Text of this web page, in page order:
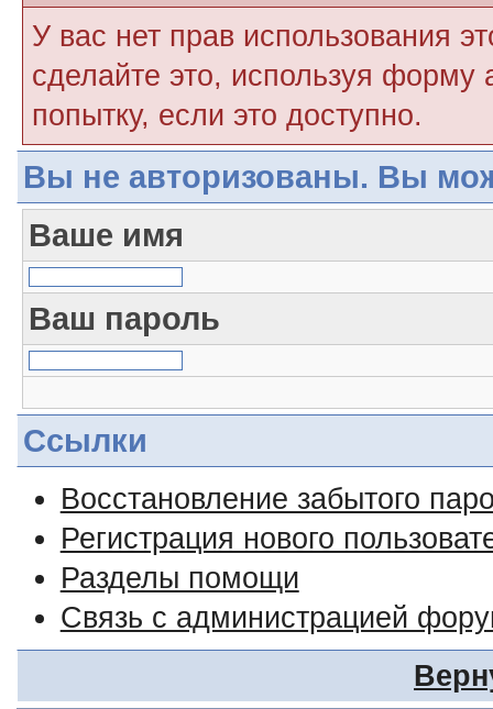
У вас нет прав использования
сделайте это, используя форму
попытку, если это доступно.
Вы не авторизованы. Вы
Ваше имя
Ваш пароль
Ссылки
Восстановление забытого
Регистрация нового
Разделы помощи
Связь с администрацией